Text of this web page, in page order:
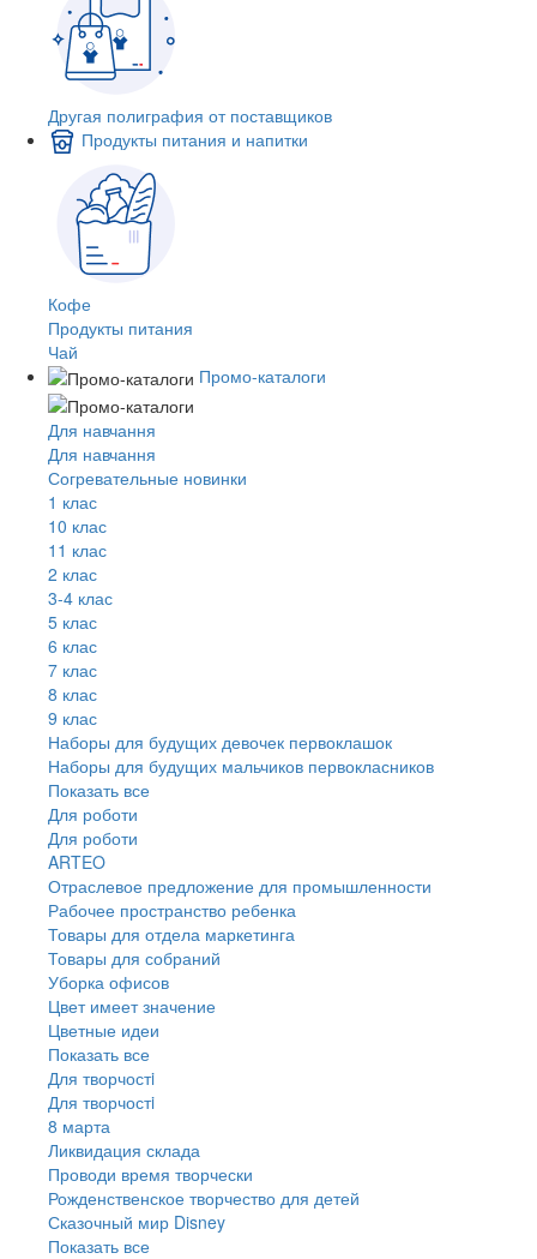
Другая полиграфия от поставщиков
Продукты питания и напитки
Кофе
Продукты питания
Чай
Промо-каталоги
Для навчання
Для навчання
Согревательные новинки
1 клас
10 клас
11 клас
2 клас
3-4 клас
5 клас
6 клас
7 клас
8 клас
9 клас
Наборы для будущих девочек первоклашок
Наборы для будущих мальчиков первокласников
Показать все
Для роботи
Для роботи
ARTEO
Отраслевое предложение для промышленности
Рабочее пространство ребенка
Товары для отдела маркетинга
Товары для собраний
Уборка офисов
Цвет имеет значение
Цветные идеи
Показать все
Для творчостi
Для творчостi
8 марта
Ликвидация склада
Проводи время творчески
Рожденственское творчество для детей
Сказочный мир Disney
Показать все